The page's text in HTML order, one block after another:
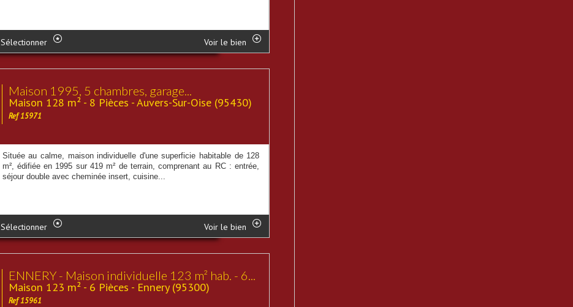
Sélectionner Voir le bien
Maison 1995, 5 chambres, garage...
Maison 128 m² - 8 Pièces - Auvers-Sur-Oise (95430)
Ref 15971
Située au calme, maison individuelle d'une superficie habitable de 128
m², édifiée en 1995 sur 419 m² de terrain, comprenant au RC : entrée,
séjour double avec cheminée insert, cuisine...
Sélectionner Voir le bien
ENNERY - Maison individuelle 123 m² hab. - 6...
Maison 123 m² - 6 Pièces - Ennery (95300)
Ref 15961